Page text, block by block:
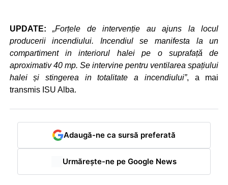
UPDATE:
„Forțele de intervenție au ajuns la locul
producerii incendiului. Incendiul se manifesta la un
compartiment in interiorul halei pe o suprafață de
aproximativ 40 mp. Se intervine pentru ventilarea spațiului
halei și stingerea in totalitate a incendiului”, a mai
transmis ISU Alba.
Adaugă-ne ca sursă preferată
Urmărește-ne pe Google News